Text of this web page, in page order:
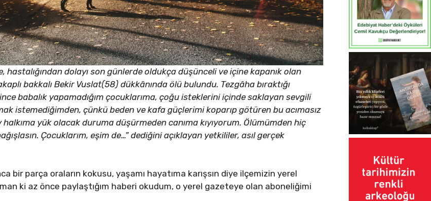
hastalığından dolayı son günlerde oldukça düşünceli ve içine kapanık olan
bakkalı Bekir Vuslat(58) dükkânında ölü bulundu. Tezgâha bıraktığı
babalık yapamadığım çocuklarıma, çoğu isteklerini içinde saklayan sevgili
istemediğimden, çünkü beden ve kafa güçlerimi koparıp götüren bu acımasız
yük olacak duruma düşürmeden canıma kıyıyorum. Ölümümden hiç
Çocuklarım, eşim de…” dediğini açıklayan yetkililer, asıl gerçek
bir parça oraların kokusu, yaşamı hayatıma karışsın diye ilçemizin yerel
ki az önce paylaştığım haberi okudum, o yerel gazeteye olan aboneliğimi